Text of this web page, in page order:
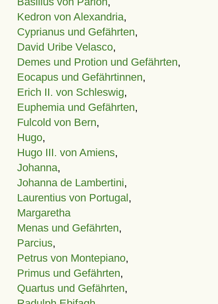
Kedron von Alexandria,
Cyprianus und Gefährten,
David Uribe Velasco,
Demes und Protion und Gefährten,
Eocapus und Gefährtinnen,
Erich II. von Schleswig,
Euphemia und Gefährten,
Fulcold von Bern,
Hugo,
Hugo III. von Amiens,
Johanna,
Johanna de Lambertini,
Laurentius von Portugal,
Margaretha
Menas und Gefährten,
Parcius,
Petrus von Montepiano,
Primus und Gefährten,
Quartus und Gefährten,